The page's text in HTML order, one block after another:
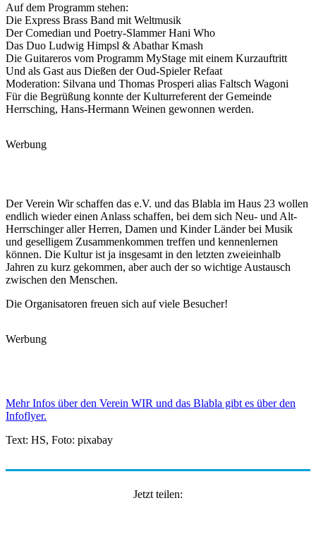
Auf dem Programm stehen:
Die Express Brass Band mit Weltmusik
Der Comedian und Poetry-Slammer Hani Who
Das Duo Ludwig Himpsl & Abathar Kmash
Die Guitareros vom Programm MyStage mit einem Kurzauftritt
Und als Gast aus Dießen der Oud-Spieler Refaat
Moderation: Silvana und Thomas Prosperi alias Faltsch Wagoni
Für die Begrüßung konnte der Kulturreferent der Gemeinde
Herrsching, Hans-Hermann Weinen gewonnen werden.
Werbung
Der Verein Wir schaffen das e.V. und das Blabla im Haus 23 wollen
endlich wieder einen Anlass schaffen, bei dem sich Neu- und Alt-
Herrschinger aller Herren, Damen und Kinder Länder bei Musik
und geselligem Zusammenkommen treffen und kennenlernen
können. Die Kultur ist ja insgesamt in den letzten zweieinhalb
Jahren zu kurz gekommen, aber auch der so wichtige Austausch
zwischen den Menschen.
Die Organisatoren freuen sich auf viele Besucher!
Werbung
Mehr Infos über den Verein WIR und das Blabla gibt es über den
Infoflyer.
Text: HS, Foto: pixabay
Jetzt teilen: